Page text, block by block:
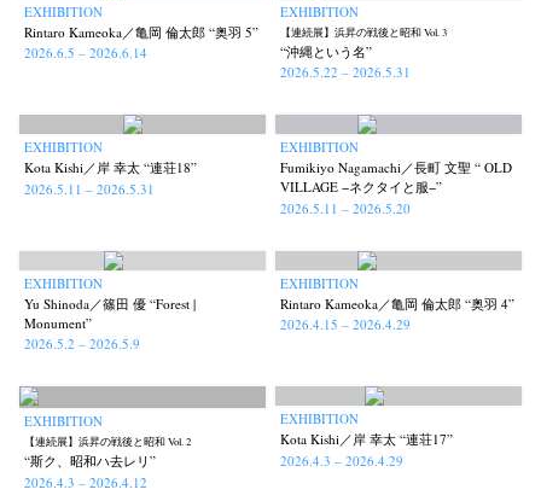
EXHIBITION
Rintaro Kameoka／亀岡 倫太郎 “奥羽 5”
2026.6.5 – 2026.6.14
EXHIBITION
【連続展】浜昇の戦後と昭和 Vol. 3
“沖縄という名”
2026.5.22 – 2026.5.31
EXHIBITION
Kota Kishi／岸 幸太 “連荘18”
2026.5.11 – 2026.5.31
EXHIBITION
Fumikiyo Nagamachi／長町 文聖 “ OLD
VILLAGE −ネクタイと服−”
2026.5.11 – 2026.5.20
EXHIBITION
Yu Shinoda／篠田 優 “Forest |
Monument”
2026.5.2 – 2026.5.9
EXHIBITION
Rintaro Kameoka／亀岡 倫太郎 “奥羽 4”
2026.4.15 – 2026.4.29
EXHIBITION
【連続展】浜昇の戦後と昭和 Vol. 2
“斯ク、昭和ハ去レリ”
2026.4.3 – 2026.4.12
EXHIBITION
Kota Kishi／岸 幸太 “連荘17”
2026.4.3 – 2026.4.29